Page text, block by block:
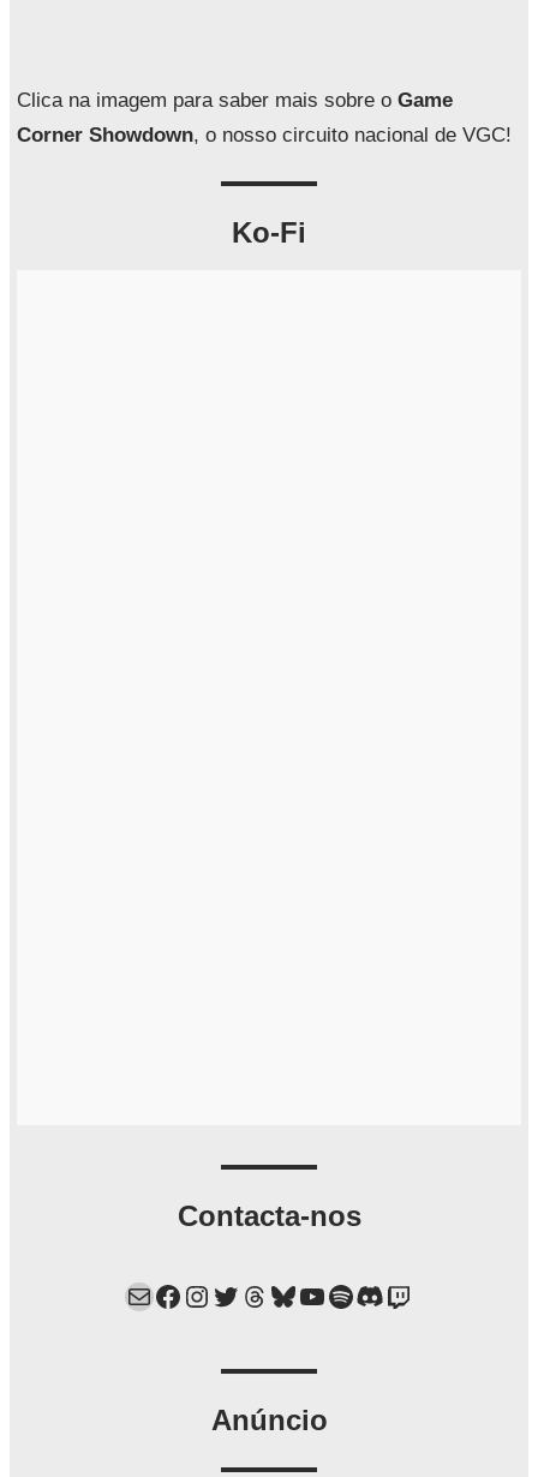
a
r
Clica na imagem para saber mais sobre o Game
Corner Showdown, o nosso circuito nacional de VGC!
Ko-Fi
Contacta-nos
Mail Facebook Instagram Twitter Threads Bluesky YouTube Spotify Discord Twitch
Anúncio